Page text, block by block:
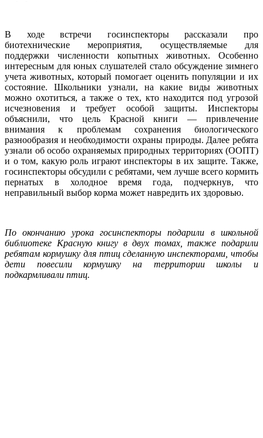
В ходе встречи госинспекторы рассказали про
биотехнические мероприятия, осуществляемые для
поддержки численности копытных животных. Особенно
интересным для юных слушателей стало обсуждение зимнего
учета животных, который помогает оценить популяции и их
состояние. Школьники узнали, на какие виды животных
можно охотиться, а также о тех, кто находится под угрозой
исчезновения и требует особой защиты. Инспекторы
объяснили, что цель Красной книги — привлечение
внимания к проблемам сохранения биологического
разнообразия и необходимости охраны природы. Далее ребята
узнали об особо охраняемых природных территориях (ООПТ)
и о том, какую роль играют инспекторы в их защите. Также,
госинспекторы обсудили с ребятами, чем лучше всего кормить
пернатых в холодное время года, подчеркнув, что
неправильный выбор корма может навредить их здоровью.
По окончанию урока госинспекторы подарили в школьной
библиотеке Красную книгу в двух томах, также подарили
ребятам кормушку для птиц сделанную инспекторами, чтобы
дети повесили кормушку на территории школы и
подкармливали птиц.